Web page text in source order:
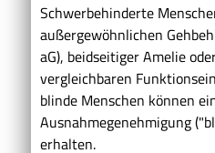
Schwerbehinderte
außergewöhnlichen
aG), beidseitiger Amelie
vergleichbaren
blinde Menschen können
Ausnahmegenehmigung
erhalten.